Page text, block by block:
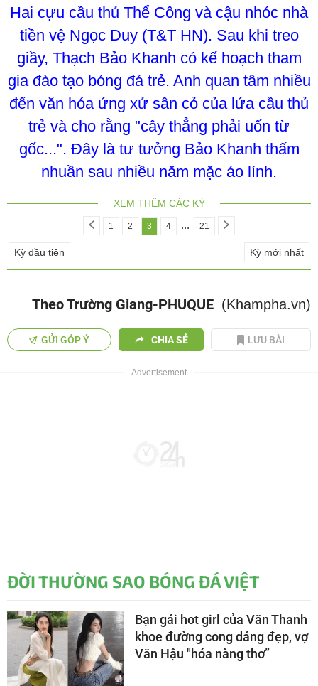
Hai cựu cầu thủ Thể Công và cậu nhóc nhà
tiền vệ Ngọc Duy (T&T HN). Sau khi treo
giầy, Thạch Bảo Khanh có kế hoạch tham
gia đào tạo bóng đá trẻ. Anh quan tâm nhiều
đến văn hóa ứng xử sân cỏ của lứa cầu thủ
trẻ và cho rằng "cây thẳng phải uốn từ
gốc...". Đây là tư tưởng Bảo Khanh thấm
nhuần sau nhiều năm mặc áo lính.
XEM THÊM CÁC KỲ
1 2 3 4 ... 21
Kỳ đầu tiên Kỳ mới nhất
Theo Trường Giang-PHUQUE (Khampha.vn)
GỬI GÓP Ý CHIA SẺ LƯU BÀI
ĐỜI THƯỜNG SAO BÓNG ĐÁ VIỆT
Bạn gái hot girl của Văn Thanh
khoe đường cong dáng đẹp, vợ
Văn Hậu "hóa nàng thơ”